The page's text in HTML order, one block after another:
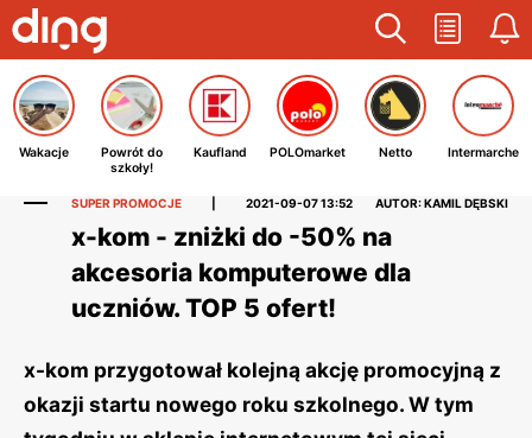
Wakacje
Powrót do
szkoły!
Kaufland POLOmarket Netto Intermarche
SUPER PROMOCJE 2021-09-07 13:52 AUTOR: KAMIL DĘBSKI
x-kom - zniżki do -50% na
akcesoria komputerowe dla
uczniów. TOP 5 ofert!
x-kom przygotował kolejną akcję promocyjną z
okazji startu nowego roku szkolnego. W tym